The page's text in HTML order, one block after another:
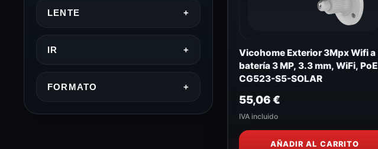
LENTE +
IR +
FORMATO +
Vicohome Exterior 3Mpx Wifi a
batería 3 MP, 3.3 mm, WiFi, PoE
CG523-S5-SOLAR
55,06€
IVA incluido
AÑADIR AL CARRITO